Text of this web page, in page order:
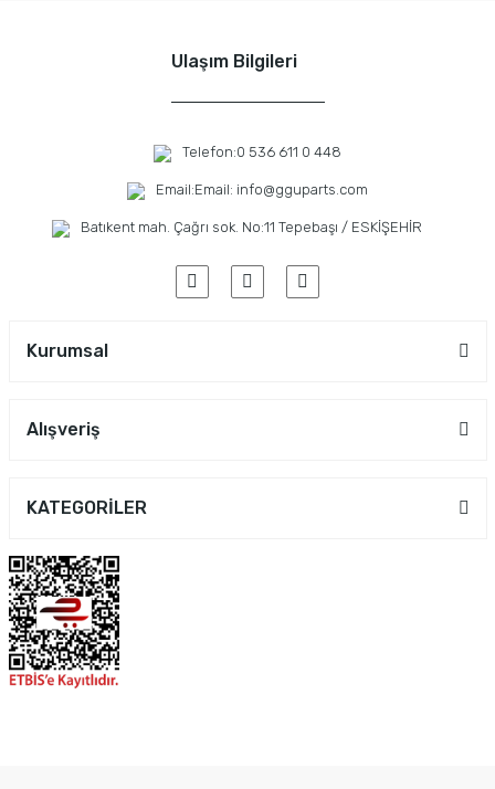
Ulaşım Bilgileri
Telefon:0 536 611 0 448
Email:Email: info@gguparts.com
Batıkent mah. Çağrı sok. No:11 Tepebaşı / ESKİŞEHİR
Kurumsal
Alışveriş
KATEGORİLER